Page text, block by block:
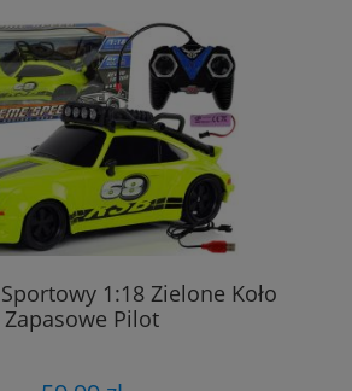
1:18 Zielone Koło
Zapasowe Pilot